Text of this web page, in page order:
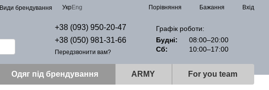
Види брендування УкрEng Порівняння Бажання Вхід
+38 (093) 950-20-47
+38 (050) 981-31-66
Передзвонити вам?
Графік роботи:
Будні:
08:00–20:00
Сб:
10:00–17:00
Одяг під брендування ARMY For you team